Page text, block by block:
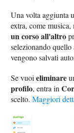
Una volta aggiunta
extra, come
un corso all'altro
selezionando
vengono salvati
Se vuoieliminare
profilo, entra in
scelto.Maggiori